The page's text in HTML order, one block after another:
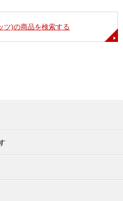
ツ)の商品を検索する